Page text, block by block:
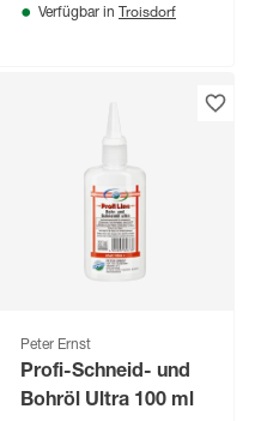
Verfügbar in Troisdorf
Peter Ernst
Profi-Schneid- und
Bohröl Ultra 100 ml